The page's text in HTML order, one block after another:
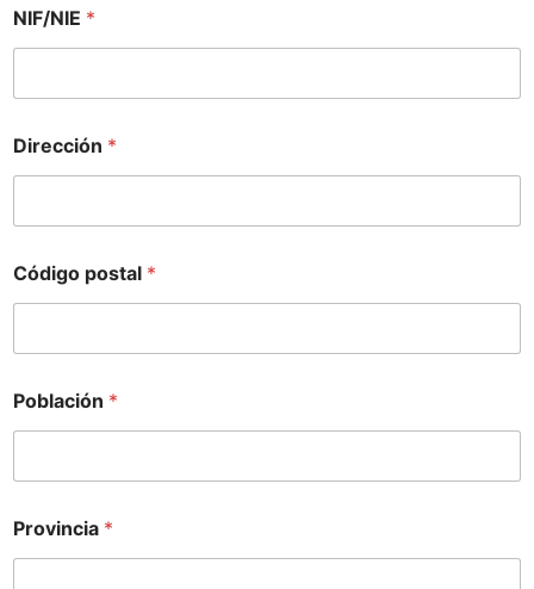
NIF/NIE *
Dirección *
Código postal *
Población *
Provincia *